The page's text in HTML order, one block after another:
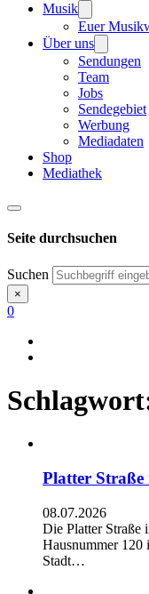
Musik
Euer
Über uns
Sendungen
Team
Jobs
Sendegebiet
Werbung
Mediadaten
Shop
Mediathek
Seite durchsuchen
Suchen
×
0
Platter Straße
08.07.2026
Die Platter Straße
Hausnummer 120
Stadt…